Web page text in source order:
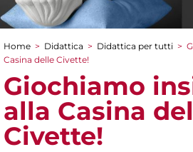
Tu sei qui
Home > Didattica > Didattica per tutti >
Casina delle Civette!
Giochiamo
alla Casina
Civette!